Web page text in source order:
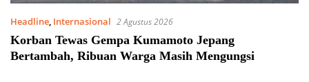
Headline, Internasional 2 Agustus 2026
Korban Tewas Gempa Kumamoto Jepang
Bertambah, Ribuan Warga Masih Mengungsi